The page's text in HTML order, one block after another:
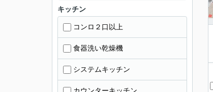
キッチン
コンロ２口以上
食器洗い乾燥機
システムキッチン